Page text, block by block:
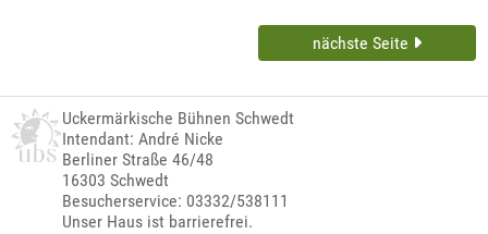
nächste Seite
Uckermärkische Bühnen Schwedt
Intendant: André Nicke
Berliner Straße 46/48
16303 Schwedt
Besucherservice: 03332/538111
Unser Haus ist barrierefrei.